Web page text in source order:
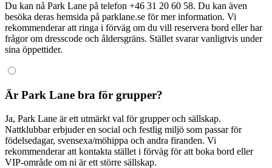
Du kan nå Park Lane på telefon +46 31 20 60 58. Du kan även
besöka deras hemsida på parklane.se för mer information. Vi
rekommenderar att ringa i förväg om du vill reservera bord eller har
frågor om dresscode och åldersgräns. Stället svarar vanligtvis under
sina öppettider.
Är Park Lane bra för grupper?
Ja, Park Lane är ett utmärkt val för grupper och sällskap.
Nattklubbar erbjuder en social och festlig miljö som passar för
födelsedagar, svensexa/möhippa och andra firanden. Vi
rekommenderar att kontakta stället i förväg för att boka bord eller
VIP-område om ni är ett större sällskap.